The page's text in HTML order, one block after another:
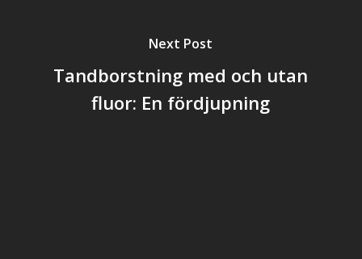
Next Post
Tandborstning med och utan
fluor: En fördjupning